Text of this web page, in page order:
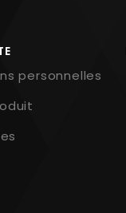
personnelles